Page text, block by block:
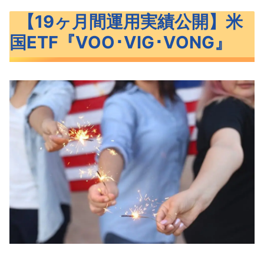
VIG･VONG』
米国ETF『VOO･VIG･VONG』の概要
徴
VOO・VIG・VONGの過去リターン
VOO・VIG・VONGの運用実績【19ヶ
月間】
為替によるリターン
VOO・VIG・VONGのリターン推移
VOO･VIG･VONGの値動きに見える米国市
場の見通し
【19ヶ月間運用実績公開】米
国ETF『VOO･VIG･VONG』